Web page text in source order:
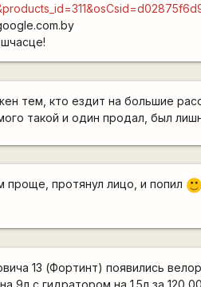
тем, кто ездит на большие
такой и один продал, был
проще, протянул лицо, и попил :)
13 (Фортинт) появились
9л с гидратором на 1.5л за 120